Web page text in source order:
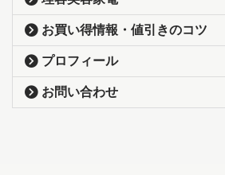
お買い得情報・値引きのコツ
プロフィール
お問い合わせ